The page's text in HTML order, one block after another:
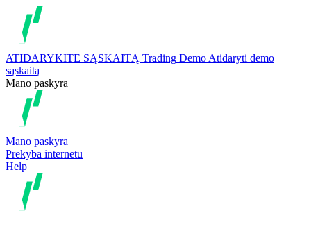
ATIDARYKITE SĄSKAITĄ Trading Demo Atidaryti demo
sąskaitą
Mano paskyra
Mano paskyra
Prekyba internetu
Help